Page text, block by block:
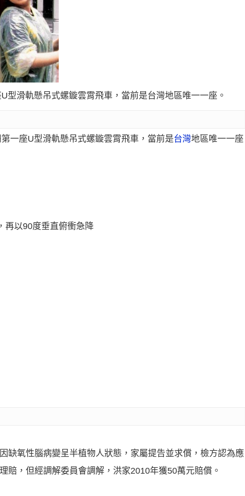
滑軌懸吊式螺鏇雲霄飛車，當前是台灣地區唯一一座。
一座U型滑軌懸吊式螺鏇雲霄飛車，當前是台灣地區唯一一座
再以90度垂直俯衝急降
因缺氧性腦病變呈半植物人狀態，家屬提告並求償，檢方認為應
賠，但經調解委員會調解，洪家2010年獲50萬元賠償。